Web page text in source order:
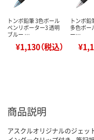
トンボ鉛筆 3色ボール
ペンリポーター3 透明
ブルー …
¥1,130（税込）
トンボ鉛
多色ボ
ー…
商品説明
アスクルオリジナルのジェッ